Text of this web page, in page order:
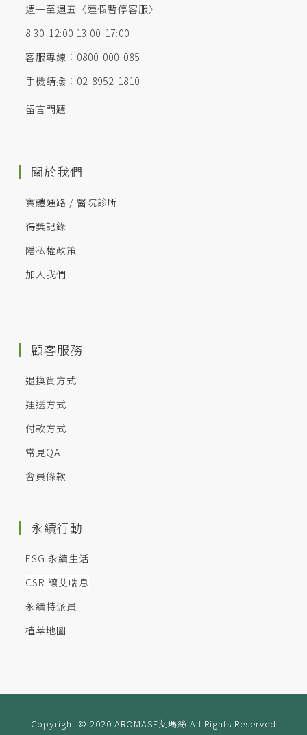
週一至週五〈連假暫停客服〉
8:30-12:00 13:00-17:00
客服專線：0800-000-085
手機請撥：02-8952-1810
留言問題
關於我們
實體通路 / 醫院診所
得獎記錄
隱私權政策
加入我們
顧客服務
退換貨方式
運送方式
付款方式
常見QA
會員條款
永續行動
ESG 永續生活
CSR 讓艾喘息
永續特派員
植萃地圖
Copyright © 2020 AROMASE艾瑪絲 All Rights Reserved